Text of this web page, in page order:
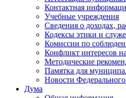
Контактная
Учебные учреждения
Сведения о доходах,
Кодексы этики и
Комиссии по
Конфликт интересов
Методические
Памятка для
Новости
Дума